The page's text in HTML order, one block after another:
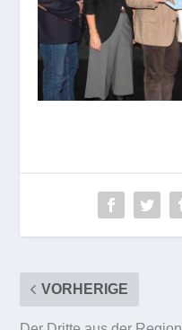
VORHERIGE